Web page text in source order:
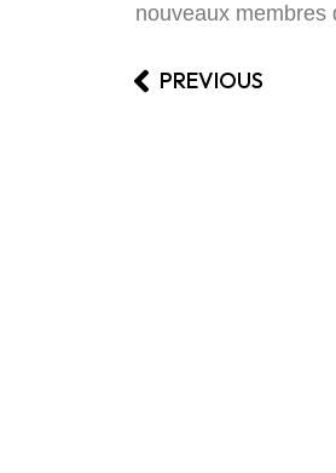
nouveaux membres
PREVIOUS